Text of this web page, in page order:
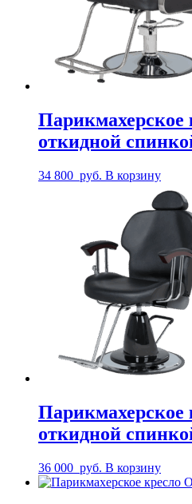
Парикмахерское
откидной
34 800 руб. В корзину
Парикмахерское
откидной
36 000 руб. В корзину